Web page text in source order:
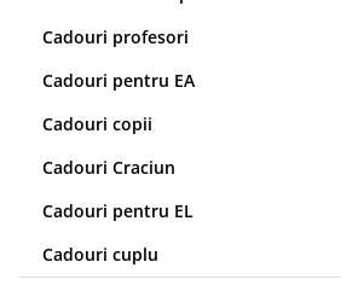
Cadouri profesori
Cadouri pentru EA
Cadouri copii
Cadouri Craciun
Cadouri pentru EL
Cadouri cuplu